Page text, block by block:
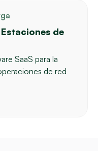
de
SaaS para la
de red